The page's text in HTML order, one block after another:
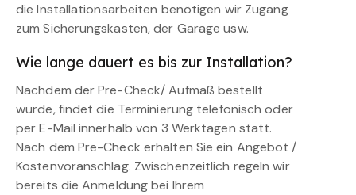
die Installationsarbeiten benötigen wir Zugang
zum Sicherungskasten, der Garage usw.
Wie lange dauert es bis zur Installation?
Nachdem der Pre-Check/ Aufmaß bestellt
wurde, findet die Terminierung telefonisch oder
per E-Mail innerhalb von 3 Werktagen statt.
Nach dem Pre-Check erhalten Sie ein Angebot /
Kostenvoranschlag. Zwischenzeitlich regeln wir
bereits die Anmeldung bei Ihrem